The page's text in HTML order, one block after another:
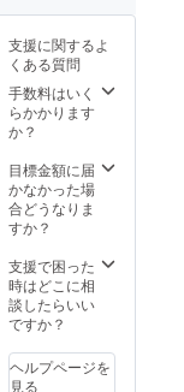
けます
様お願
い致し
ます。
2023年
12月か
ショッ
プなど
にて一
定で
す。
正規販
が販売
予定価
格より
下がる
可能性
いま
す。 ※
類似商
品が発
可能性
があり
ます。
ご了承
上でご
支援頂
支援に関するよ
くある質問
手数料はいく
らかかります
か？
目標金額に届
かなかった場
合どうなりま
すか？
支援で困った
時はどこに相
談したらいい
ですか？
ヘルプページを
見る